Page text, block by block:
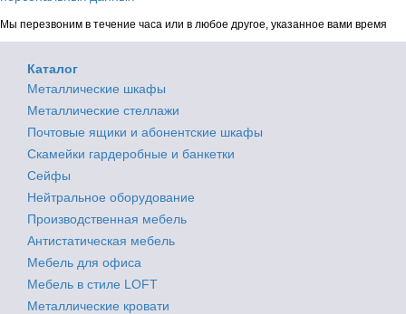
Мы перезвоним в течение часа или в любое другое, указанное вами время
Каталог
Металлические шкафы
Металлические стеллажи
Почтовые ящики и абонентские шкафы
Скамейки гардеробные и банкетки
Сейфы
Нейтральное оборудование
Производственная мебель
Антистатическая мебель
Мебель для офиса
Мебель в стиле LOFT
Металлические кровати